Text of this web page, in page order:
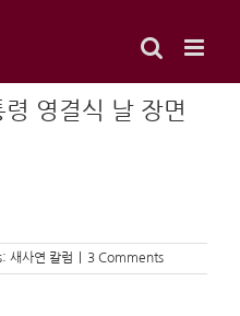
영결식 날 장면
새사연 칼럼 3 Comments